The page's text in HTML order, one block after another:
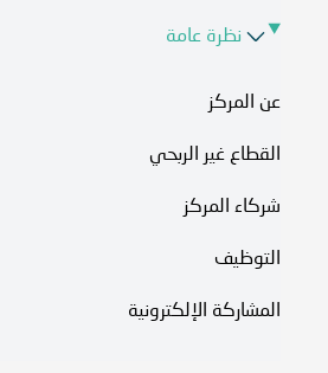
نظرة عامة
عن المركز
القطاع غير الربحي
شركاء المركز
التوظيف
المشاركة الإلكترونية